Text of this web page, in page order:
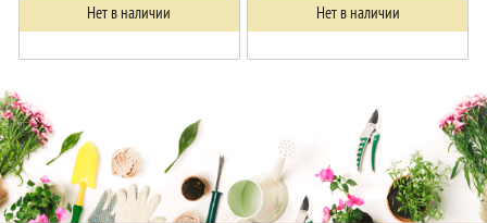
Нет в наличии Нет в наличии